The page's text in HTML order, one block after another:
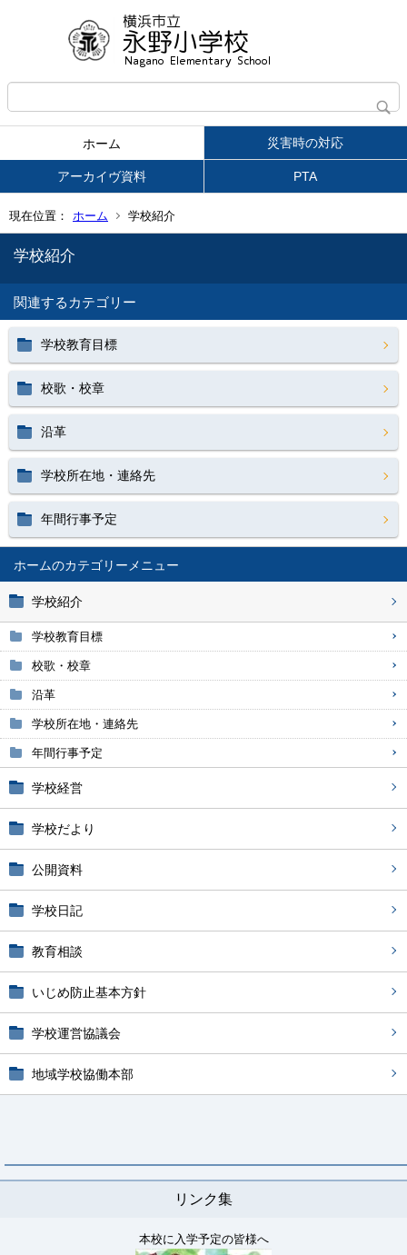
ホーム 災害時の対応
アーカイヴ資料 PTA
現在位置： ホーム 学校紹介
ホーム
学校紹介
学校教育目標
校歌・校章
沿革
学校所在地・連絡先
年間行事予定
学校経営
学校だより
公開資料
学校日記
教育相談
いじめ防止基本方針
学校運営協議会
地域学校協働本部
リンク集
本校に入学予定の皆様へ
学校紹介
関連するカテゴリー
学校教育目標
校歌・校章
沿革
学校所在地・連絡先
年間行事予定